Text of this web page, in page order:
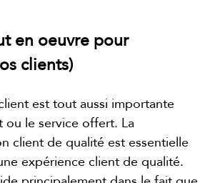
en oeuvre pour
clients)
est tout aussi importante
ou le service offert. La
client de qualité est essentielle
expérience client de qualité.